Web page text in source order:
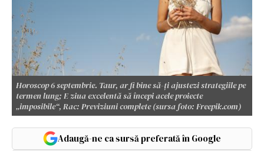
Horoscop 6 septembrie. Taur, ar fi bine să-ți ajustezi strategiile pe
termen lung; E ziua excelentă să începi acele proiecte
„imposibile“, Rac: Previziuni complete (sursa foto: Freepik.com)
Adaugă-ne ca sursă preferată în Google